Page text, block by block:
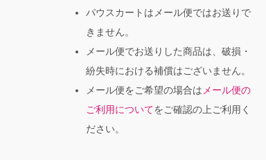
パウスカートはメール便ではお送りで
きません。
メール便でお送りした商品は、破損・
紛失時における補償はございません。
メール便をご希望の場合はメール便の
ご利用についてをご確認の上ご利用く
ださい。